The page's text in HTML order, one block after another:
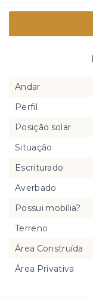
Andar
Perfil
Posição solar
Situação
Escriturado
Averbado
Possui mobília?
Terreno
Área Construída
Área Privativa